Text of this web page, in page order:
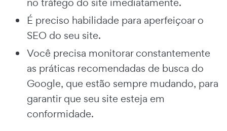
É preciso habilidade para aperfeiçoar o
SEO do seu site.
Você precisa monitorar constantemente
as práticas recomendadas de busca do
Google, que estão sempre mudando, para
garantir que seu site esteja em
conformidade.